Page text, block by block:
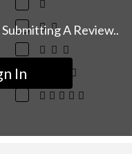
A Review..
In